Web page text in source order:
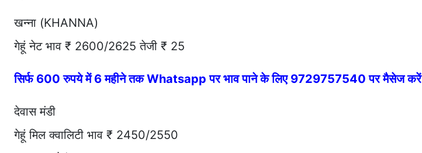
खन्ना (KHANNA)
गेहूं नेट भाव ₹ 2600/2625 तेजी ₹ 25
सिर्फ 600 रुपये में 6 महीने तक Whatsapp पर भाव पाने के लिए 9729757540 पर मैसेज करें
देवास मंडी
गेहूं मिल क्वालिटी भाव ₹ 2450/2550